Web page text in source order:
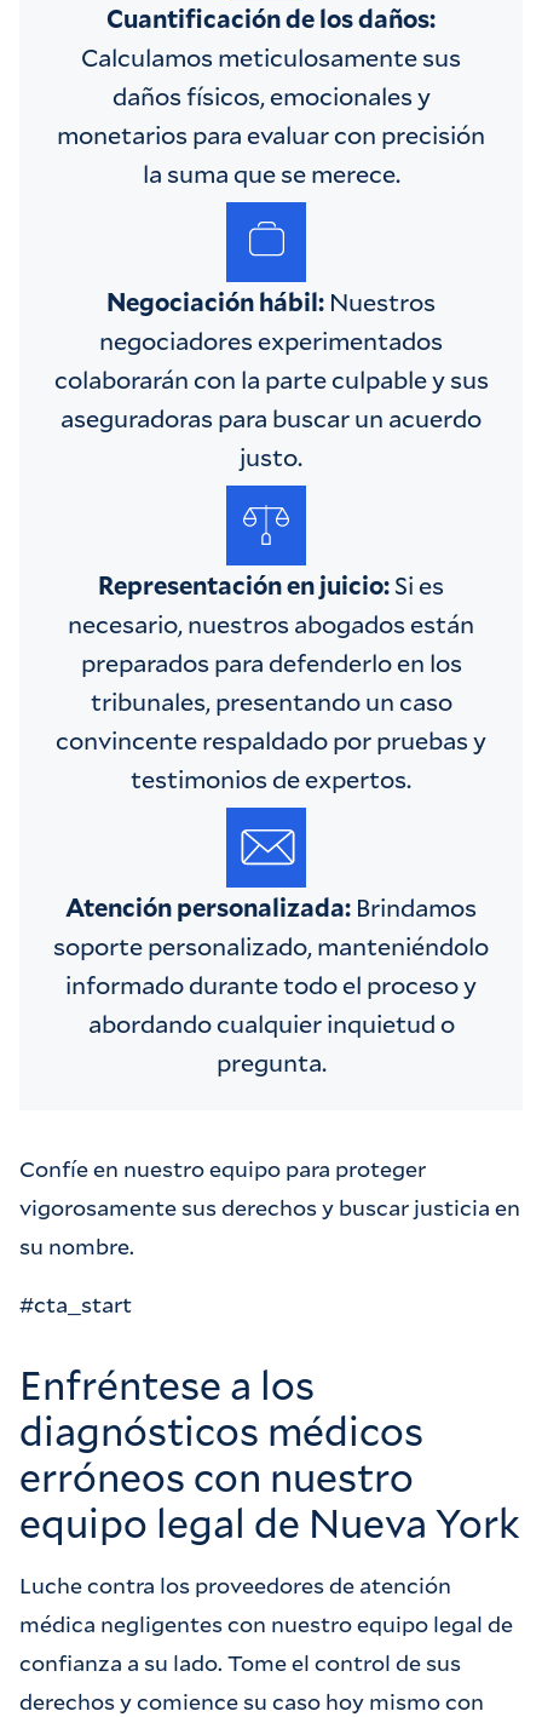
Cuantificación de los daños:
Calculamos meticulosamente sus
daños físicos, emocionales y
monetarios para evaluar con precisión
la suma que se merece.
Negociación hábil: Nuestros
negociadores experimentados
colaborarán con la parte culpable y sus
aseguradoras para buscar un acuerdo
justo.
Representación en juicio:Si es
necesario, nuestros abogados están
preparados para defenderlo en los
tribunales, presentando un caso
convincente respaldado por pruebas y
testimonios de expertos.
Atención personalizada: Brindamos
soporte personalizado, manteniéndolo
informado durante todo el proceso y
abordando cualquier inquietud o
pregunta.
Confíe en nuestro equipo para proteger
vigorosamente sus derechos y buscar justicia en
su nombre.
#cta_start
Enfréntese a los
diagnósticos médicos
erróneos con nuestro
equipo legal de Nueva York
Luche contra los proveedores de atención
médica negligentes con nuestro equipo legal de
confianza a su lado. Tome el control de sus
derechos y comience su caso hoy mismo con